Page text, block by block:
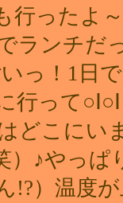
行った
ランチだ
っ！1日
行って
どこにい
）♪やっぱ
!?）温度